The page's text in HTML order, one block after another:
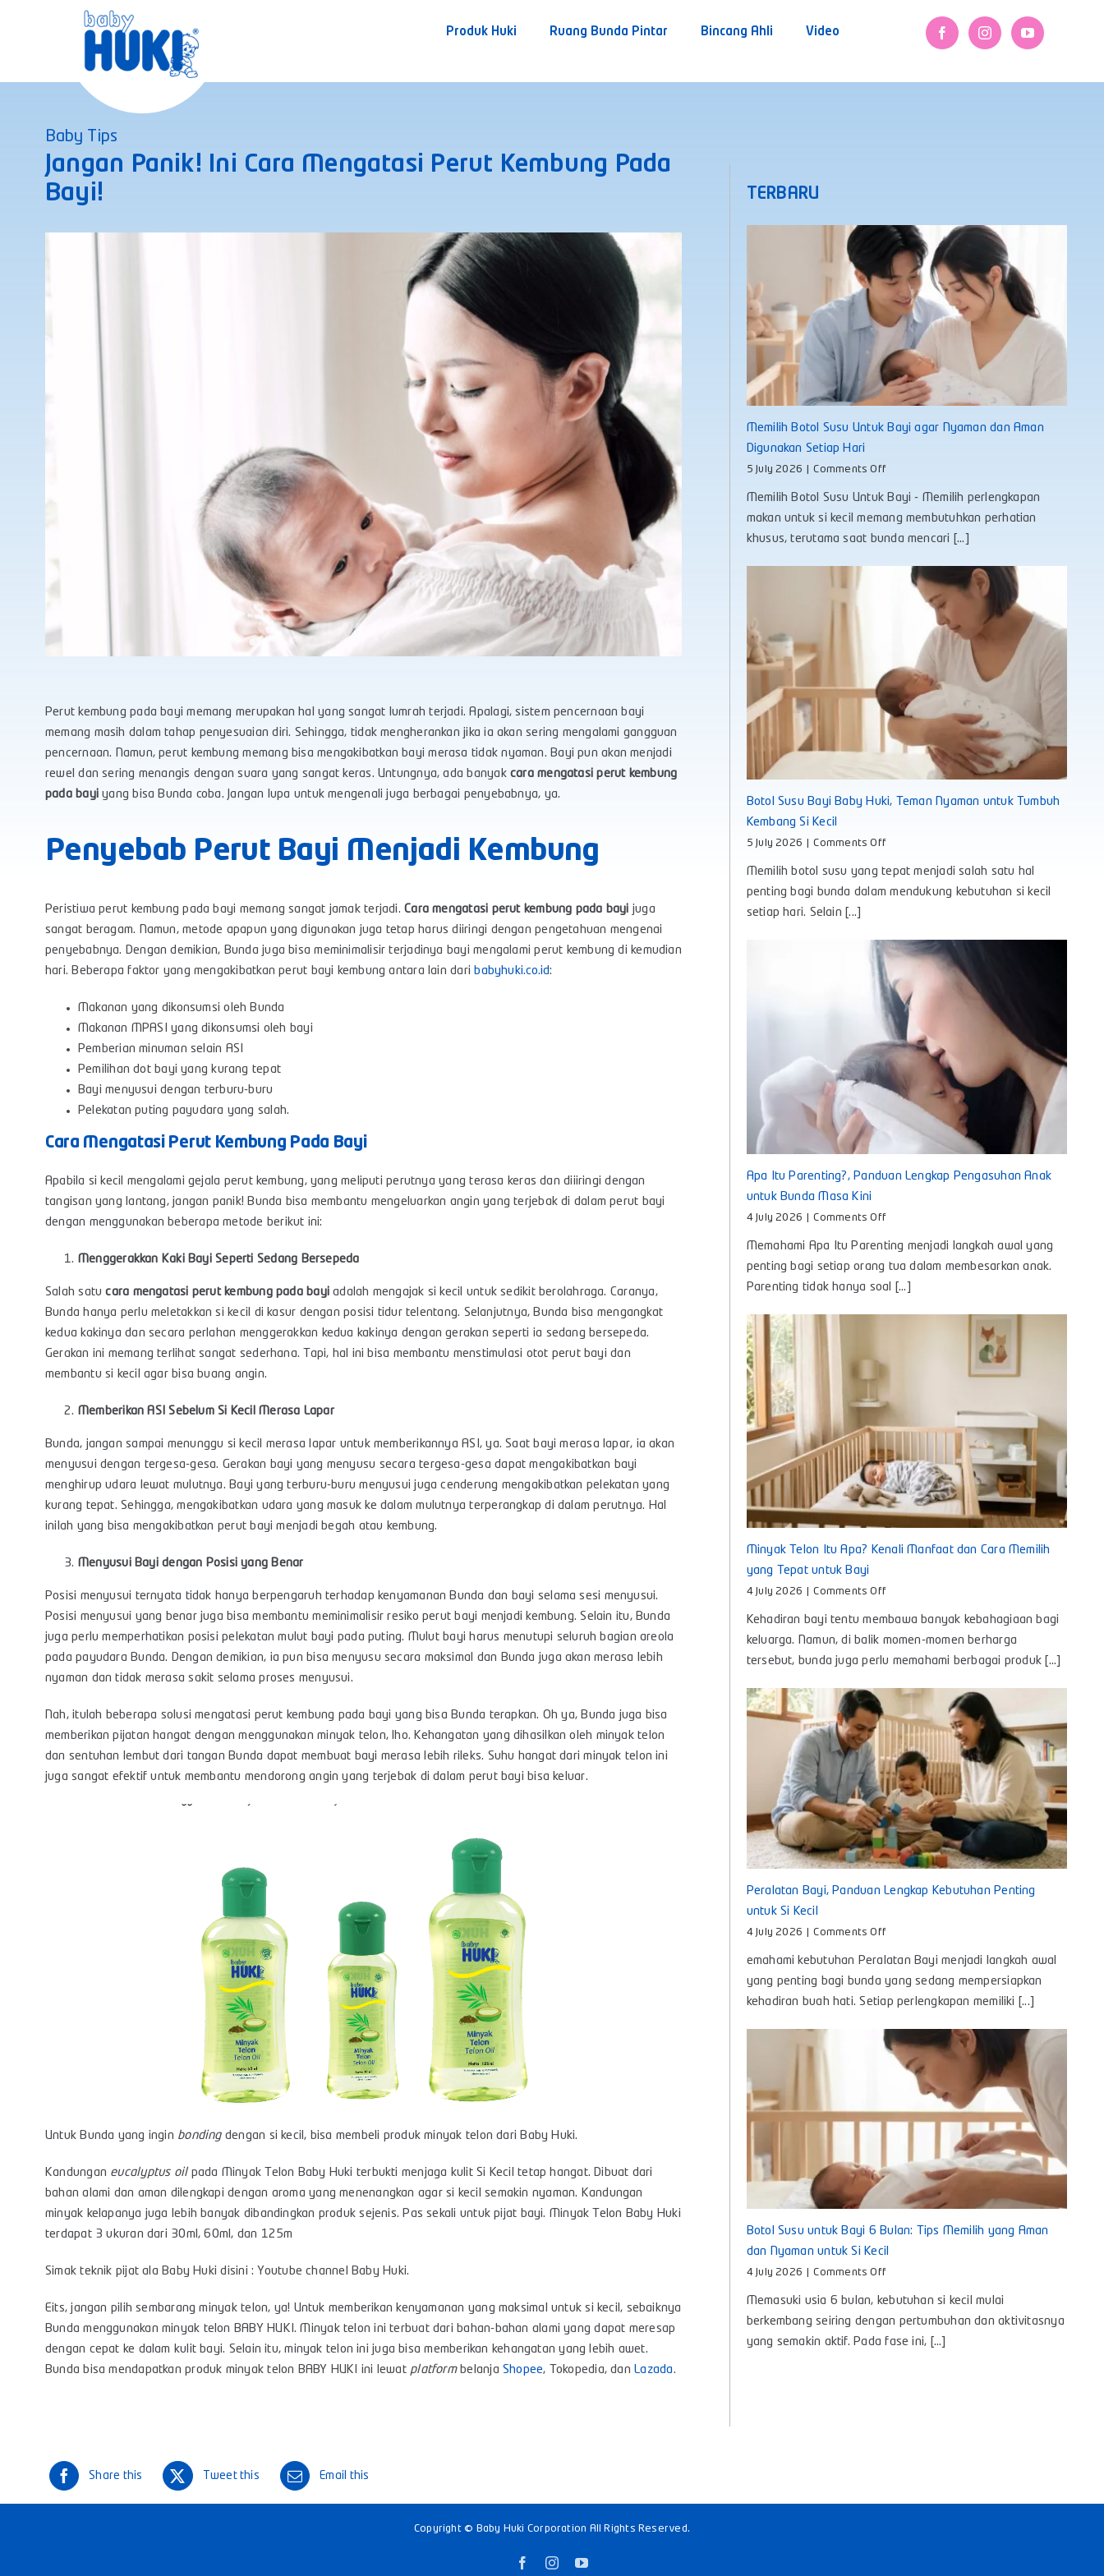
Produk Huki Ruang Bunda Pintar Bincang Ahli Video
Baby Tips
Jangan Panik! Ini Cara Mengatasi Perut Kembung Pada
Bayi!
Perut kembung pada bayi memang merupakan hal yang sangat lumrah terjadi. Apalagi, sistem pencernaan bayi
memang masih dalam tahap penyesuaian diri. Sehingga, tidak mengherankan jika ia akan sering mengalami gangguan
pencernaan. Namun, perut kembung memang bisa mengakibatkan bayi merasa tidak nyaman. Bayi pun akan menjadi
rewel dan sering menangis dengan suara yang sangat keras. Untungnya, ada banyak cara mengatasi perut kembung
pada bayiyang bisa Bunda coba. Jangan lupa untuk mengenali juga berbagai penyebabnya, ya.
Penyebab Perut Bayi Menjadi Kembung
Peristiwa perut kembung pada bayi memang sangat jamak terjadi.Cara mengatasi perut kembung pada bayi juga
sangat beragam. Namun, metode apapun yang digunakan juga tetap harus diiringi dengan pengetahuan mengenai
penyebabnya. Dengan demikian, Bunda juga bisa meminimalisir terjadinya bayi mengalami perut kembung di kemudian
hari. Beberapa faktor yang mengakibatkan perut bayi kembung antara lain daribabyhuki.co.id:
Makanan yang dikonsumsi oleh Bunda
Makanan MPASI yang dikonsumsi oleh bayi
Pemberian minuman selain ASI
Pemilihan dot bayi yang kurang tepat
Bayi menyusui dengan terburu-buru
Pelekatan puting payudara yang salah.
Cara Mengatasi Perut Kembung Pada Bayi
Apabila si kecil mengalami gejala perut kembung, yang meliputi perutnya yang terasa keras dan diiiringi dengan
tangisan yang lantang, jangan panik! Bunda bisa membantu mengeluarkan angin yang terjebak di dalam perut bayi
dengan menggunakan beberapa metode berikut ini:
Menggerakkan Kaki Bayi Seperti Sedang Bersepeda
Salah satucara mengatasi perut kembung pada bayi adalah mengajak si kecil untuk sedikit berolahraga. Caranya,
Bunda hanya perlu meletakkan si kecil di kasur dengan posisi tidur telentang. Selanjutnya, Bunda bisa mengangkat
kedua kakinya dan secara perlahan menggerakkan kedua kakinya dengan gerakan seperti ia sedang bersepeda.
Gerakan ini memang terlihat sangat sederhana. Tapi, hal ini bisa membantu menstimulasi otot perut bayi dan
membantu si kecil agar bisa buang angin.
Memberikan ASI Sebelum Si Kecil Merasa Lapar
Bunda, jangan sampai menunggu si kecil merasa lapar untuk memberikannya ASI, ya. Saat bayi merasa lapar, ia akan
menyusui dengan tergesa-gesa. Gerakan bayi yang menyusu secara tergesa-gesa dapat mengakibatkan bayi
menghirup udara lewat mulutnya. Bayi yang terburu-buru menyusui juga cenderung mengakibatkan pelekatan yang
kurang tepat. Sehingga, mengakibatkan udara yang masuk ke dalam mulutnya terperangkap di dalam perutnya. Hal
inilah yang bisa mengakibatkan perut bayi menjadi begah atau kembung.
Menyusui Bayi dengan Posisi yang Benar
Posisi menyusui ternyata tidak hanya berpengaruh terhadap kenyamanan Bunda dan bayi selama sesi menyusui.
Posisi menyusui yang benar juga bisa membantu meminimalisir resiko perut bayi menjadi kembung. Selain itu, Bunda
juga perlu memperhatikan posisi pelekatan mulut bayi pada puting. Mulut bayi harus menutupi seluruh bagian areola
pada payudara Bunda. Dengan demikian, ia pun bisa menyusu secara maksimal dan Bunda juga akan merasa lebih
nyaman dan tidak merasa sakit selama proses menyusui.
Nah, itulah beberapa solusi mengatasi perut kembung pada bayi yang bisa Bunda terapkan. Oh ya, Bunda juga bisa
memberikan pijatan hangat dengan menggunakan minyak telon, lho. Kehangatan yang dihasilkan oleh minyak telon
dan sentuhan lembut dari tangan Bunda dapat membuat bayi merasa lebih rileks. Suhu hangat dari minyak telon ini
juga sangat efektif untuk membantu mendorong angin yang terjebak di dalam perut bayi bisa keluar.
Untuk Bunda yang ingin bondingdengan si kecil, bisa membeli produk minyak telon dari Baby Huki.
Kandungan eucalyptus oilpada Minyak Telon Baby Huki terbukti menjaga kulit Si Kecil tetap hangat. Dibuat dari
bahan alami dan aman dilengkapi dengan aroma yang menenangkan agar si kecil semakin nyaman. Kandungan
minyak kelapanya juga lebih banyak dibandingkan produk sejenis. Pas sekali untuk pijat bayi. Minyak Telon Baby Huki
terdapat 3 ukuran dari 30ml, 60ml, dan 125m
Simak teknik pijat ala Baby Huki disini : Youtube channel Baby Huki.
Eits, jangan pilih sembarang minyak telon, ya! Untuk memberikan kenyamanan yang maksimal untuk si kecil, sebaiknya
Bunda menggunakan minyak telon BABY HUKI. Minyak telon ini terbuat dari bahan-bahan alami yang dapat meresap
dengan cepat ke dalam kulit bayi. Selain itu, minyak telon ini juga bisa memberikan kehangatan yang lebih awet.
Bunda bisa mendapatkan produk minyak telon BABY HUKI ini lewat platformbelanja Shopee, Tokopedia, danLazada.
Share this Tweet this Email this
TERBARU
Memilih Botol Susu Untuk Bayi agar Nyaman dan Aman
Digunakan Setiap Hari
5 July 2026 Comments Offon
Botol
Susu
Nyaman
Memilih Botol Susu Untuk Bayi - Memilih perlengkapan
makan untuk si kecil memang membutuhkan perhatian
khusus, terutama saat bunda mencari [...]
Botol Susu Bayi Baby Huki, Teman Nyaman untuk Tumbuh
Kembang Si Kecil
5 July 2026 Comments Offon
Susu
Bayi
Nyaman
untuk
Tumbuh
Kembang
Si
Kecil
Memilih botol susu yang tepat menjadi salah satu hal
penting bagi bunda dalam mendukung kebutuhan si kecil
setiap hari. Selain [...]
Apa Itu Parenting?, Panduan Lengkap Pengasuhan Anak
untuk Bunda Masa Kini
4 July 2026 Comments Offon
Itu
Parenting?,
Panduan
Lengkap
Memahami Apa Itu Parenting menjadi langkah awal yang
penting bagi setiap orang tua dalam membesarkan anak.
Parenting tidak hanya soal [...]
Minyak Telon Itu Apa? Kenali Manfaat dan Cara Memilih
yang Tepat untuk Bayi
4 July 2026 Comments Offon
Telon
Itu
Cara
Memilih
yang
Tepat
untuk
Bayi
Kehadiran bayi tentu membawa banyak kebahagiaan bagi
keluarga. Namun, di balik momen-momen berharga
tersebut, bunda juga perlu memahami berbagai produk [...]
Peralatan Bayi, Panduan Lengkap Kebutuhan Penting
untuk Si Kecil
4 July 2026 Comments Offon
Bayi,
Panduan
Lengkap
Kebutuhan
untuk
Si
Kecil
emahami kebutuhan Peralatan Bayi menjadi langkah awal
yang penting bagi bunda yang sedang mempersiapkan
kehadiran buah hati. Setiap perlengkapan memiliki [...]
Botol Susu untuk Bayi 6 Bulan: Tips Memilih yang Aman
dan Nyaman untuk Si Kecil
4 July 2026 Comments Offon
Susu
untuk
Bayi
Kecil
Memasuki usia 6 bulan, kebutuhan si kecil mulai
berkembang seiring dengan pertumbuhan dan aktivitasnya
yang semakin aktif. Pada fase ini, [...]
Copyright © Baby Huki Corporation All Rights Reserved.
FacebookInstagramYouTube